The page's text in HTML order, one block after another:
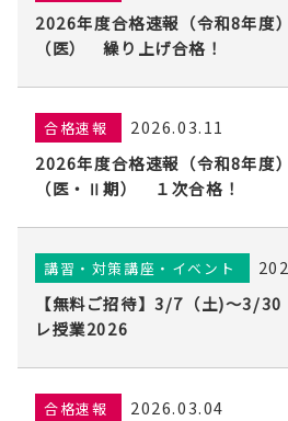
2026年度合格速報（令和8年度
（医） 繰り上げ合格！
合格速報
2026.03.11
2026年度合格速報（令和8年度
（医・Ⅱ期） １次合格！
講習・対策講座・イベント
【無料ご招待】3/7（土)〜3/30
レ授業2026
合格速報
2026.03.04